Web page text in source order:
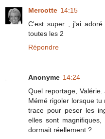
Mercotte 14:15
C'est super , j'ai
toutes les 2
Répondre
Anonyme 14:24
Quel reportage,
Mémé rigoler lorsque
trace pour peser les
elles sont
dormait réellement ?